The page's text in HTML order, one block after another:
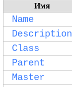
Имя
Name
Description
Class
Parent
Master